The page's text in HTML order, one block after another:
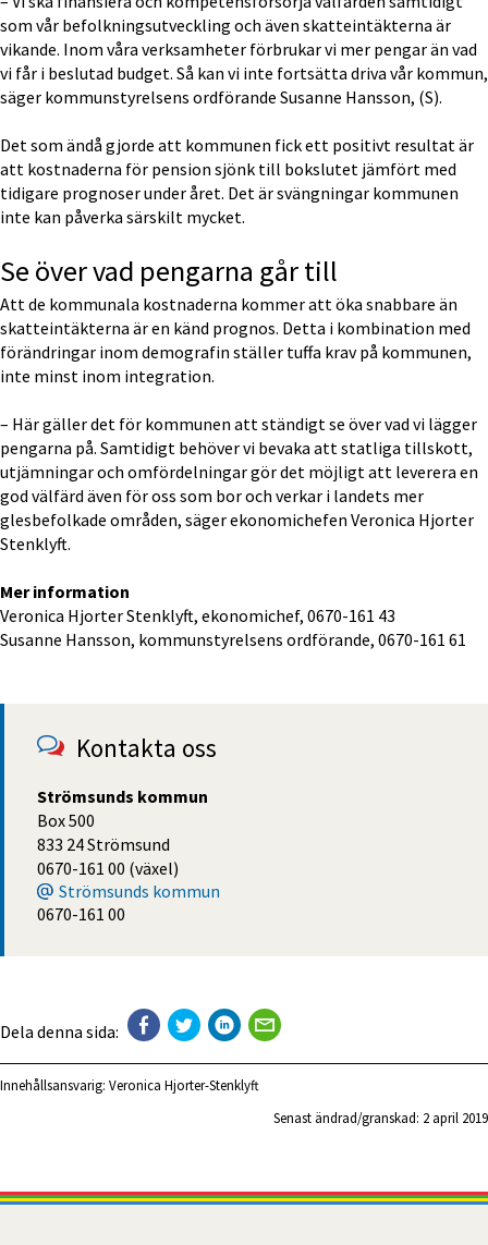
som vår befolkningsutveckling och även skatteintäkterna är
vikande. Inom våra verksamheter förbrukar vi mer pengar än vad
vi får i beslutad budget. Så kan vi inte fortsätta driva vår kommun,
säger kommunstyrelsens ordförande Susanne Hansson, (S).
Det som ändå gjorde att kommunen fick ett positivt resultat är
att kostnaderna för pension sjönk till bokslutet jämfört med
tidigare prognoser under året. Det är svängningar kommunen
inte kan påverka särskilt mycket.
Se över vad pengarna går till
Att de kommunala kostnaderna kommer att öka snabbare än
skatteintäkterna är en känd prognos. Detta i kombination med
förändringar inom demografin ställer tuffa krav på kommunen,
inte minst inom integration.
– Här gäller det för kommunen att ständigt se över vad vi lägger
pengarna på. Samtidigt behöver vi bevaka att statliga tillskott,
utjämningar och omfördelningar gör det möjligt att leverera en
god välfärd även för oss som bor och verkar i landets mer
glesbefolkade områden, säger ekonomichefen Veronica Hjorter
Stenklyft.
Mer information
Veronica Hjorter Stenklyft, ekonomichef, 0670-161 43
Susanne Hansson, kommunstyrelsens ordförande, 0670-161 61
Kontakta oss
Strömsunds kommun
Box 500
833 24 Strömsund
0670-161 00 (växel)
Strömsunds kommun
0670-161 00
Dela denna sida:
Innehållsansvarig: Veronica Hjorter-Stenklyft
Senast ändrad/granskad: 2 april 2019